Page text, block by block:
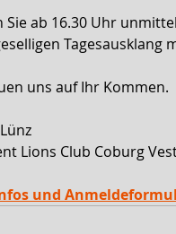
Sie ab 16.30 Uhr
Tagesausklang
uns auf Ihr Kommen.
Lions Club Coburg
und